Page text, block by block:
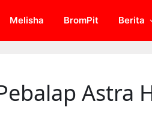
Melisha BromPit Berita
Astra